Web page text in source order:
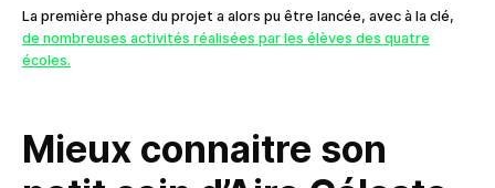
La première phase du projet a alors pu être lancée, avec à la clé,
de nombreuses activités réalisées par les élèves des quatre
écoles.
Mieux connaitre son